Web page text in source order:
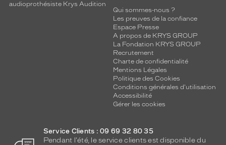
audioprothésiste Krys Audition
Qui sommes-nous ?
Les preuves de la confiance
Espace Presse
A propos de KRYS GROUP
La Fondation KRYS GROUP
Recrutement
Charte de confidentialité
Mentions Légales
Politique des Cookies
Conditions générales d'utilisation
Accessibilité
Gérer les cookies
Service Clients : 09 69 32 80 35
Pendant l'été, le service clients est disponible du